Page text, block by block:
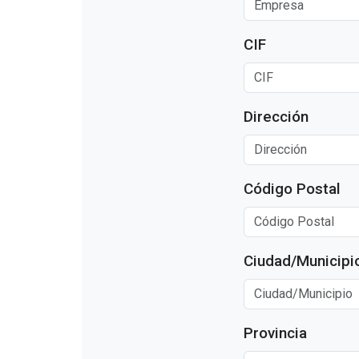
CIF
Dirección
Código Postal
Ciudad/
Provincia